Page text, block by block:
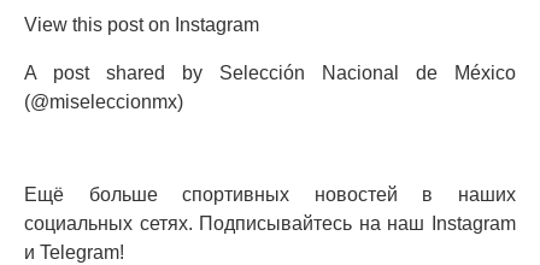
View this post on Instagram
A post shared by Selección Nacional de México
(@miseleccionmx)
Ещё больше спортивных новостей в наших
социальных сетях. Подписывайтесь на наш Instagram
и Telegram!